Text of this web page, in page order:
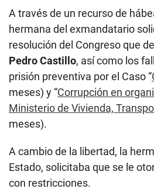
A través de un recurso de
hermana del exmandatario
resolución del Congreso que
Pedro Castillo, así como los
prisión preventiva por el Caso “
meses) y “Corrupción en
Ministerio de Vivienda,
meses).
A cambio de la libertad, la
Estado, solicitaba que se le
con restricciones.